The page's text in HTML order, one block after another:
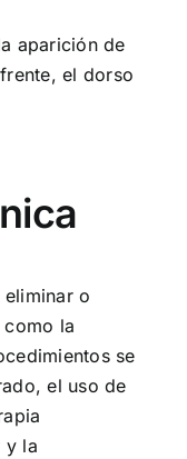
aparición de
el dorso
o
la
se
el uso de
y la